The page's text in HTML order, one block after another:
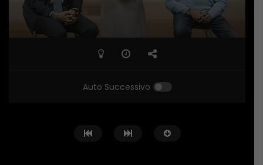
Auto Successivo